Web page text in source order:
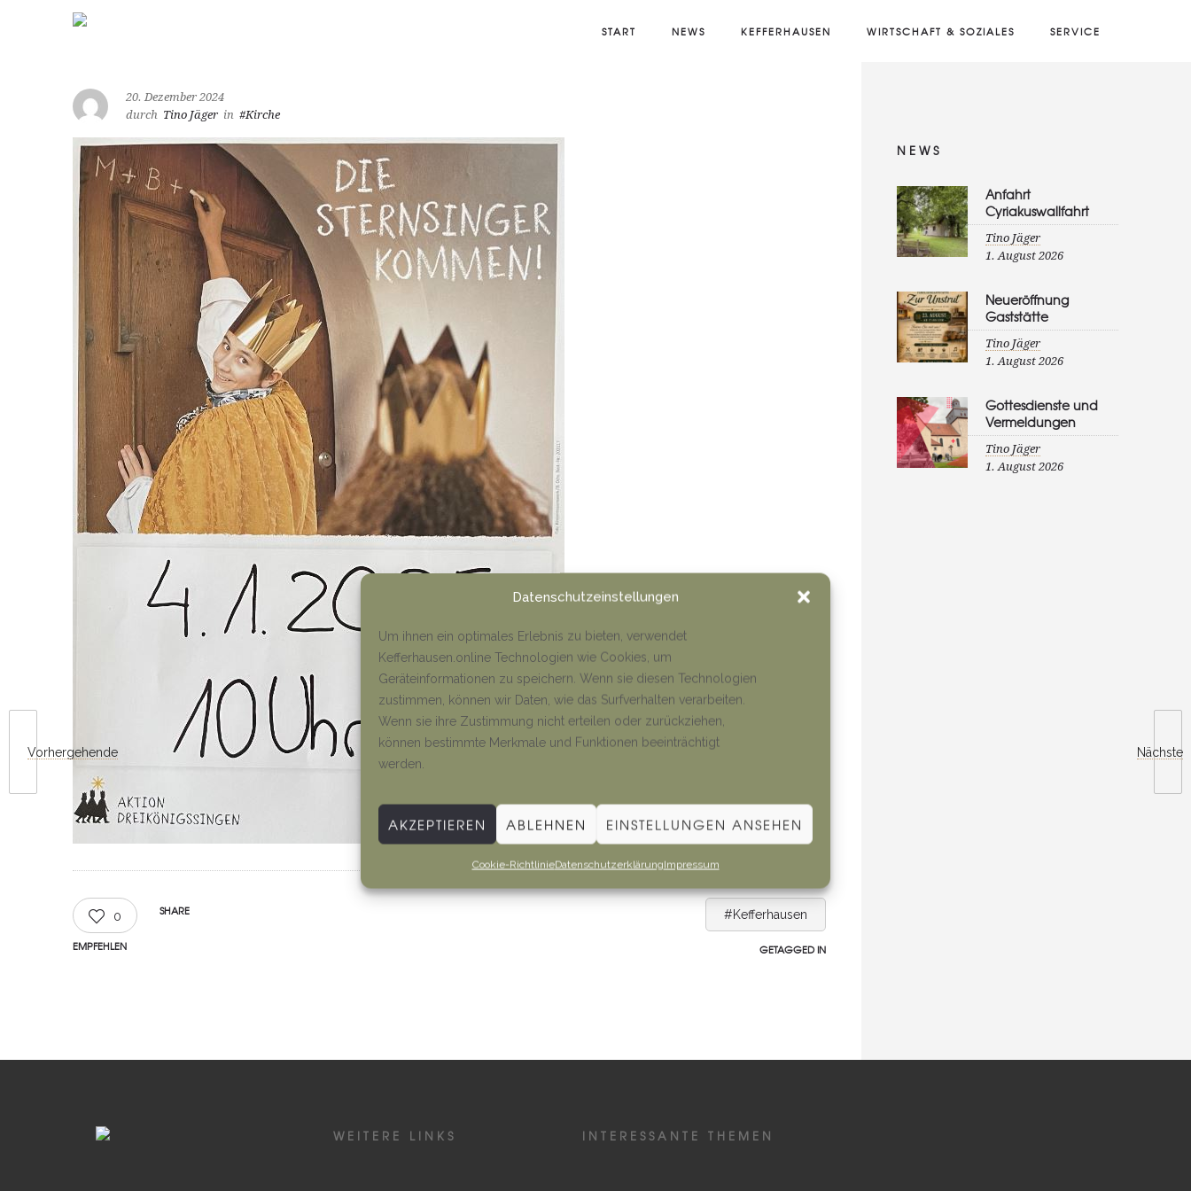
Datenschutzeinstellungen
Um ihnen ein optimales Erlebnis zu bieten, verwendet
Kefferhausen.online Technologien wie Cookies, um
Geräteinformationen zu speichern. Wenn sie diesen Technologien
zustimmen, können wir Daten, wie das Surfverhalten verarbeiten.
Wenn sie ihre Zustimmung nicht erteilen oder zurückziehen,
können bestimmte Merkmale und Funktionen beeinträchtigt
werden.
AKZEPTIEREN ABLEHNEN EINSTELLUNGEN ANSEHEN
Cookie-RichtlinieDatenschutzerklärungImpressum
START NEWS KEFFERHAUSEN WIRTSCHAFT & SOZIALES SERVICE
Vorhergehende Nächste
20. Dezember 2024
durch Tino Jäger in #Kirche
0
EMPFEHLEN
SHARE #Kefferhausen
GETAGGED IN
NEWS
Anfahrt
Cyriakuswallfahrt
Tino Jäger
1. August 2026
Neueröffnung
Gaststätte
Tino Jäger
1. August 2026
Gottesdienste und
Vermeldungen
Tino Jäger
1. August 2026
WEITERE LINKS INTERESSANTE THEMEN